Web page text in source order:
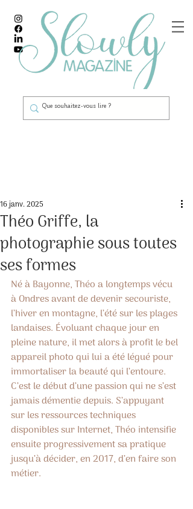
Théo Griffe, la
photographie sous toutes
ses formes
16 janv. 2025
Né à Bayonne, Théo a longtemps vécu
à Ondres avant de devenir secouriste,
l’hiver en montagne, l’été sur les plages
landaises. Évoluant chaque jour en
pleine nature, il met alors à profit le bel
appareil photo qui lui a été légué pour
immortaliser la beauté qui l’entoure.
C’est le début d’une passion qui ne s’est
jamais démentie depuis. S’appuyant
sur les ressources techniques
disponibles sur Internet, Théo intensifie
ensuite progressivement sa pratique
jusqu’à décider, en 2017, d’en faire son
métier.